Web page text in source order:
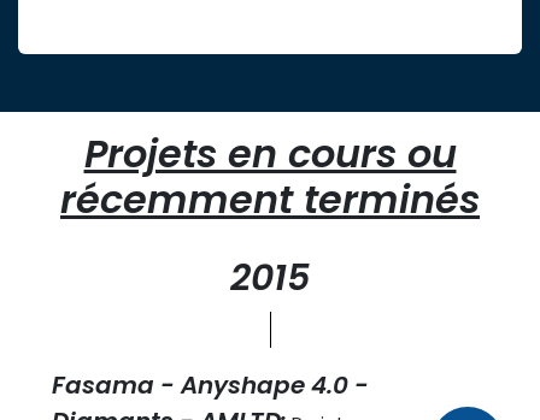
Projets en cours ou
récemment terminés
2015
Fasama - Anyshape 4.0 -